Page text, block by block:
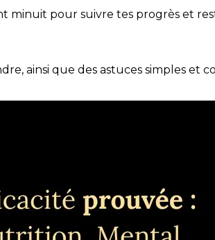
minuit pour suivre tes progrès et
ainsi que des astuces simples et